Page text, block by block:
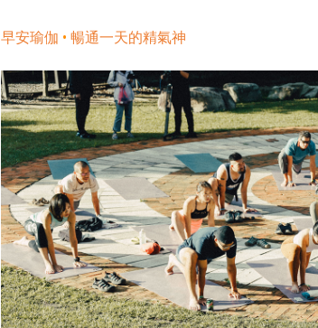
早安瑜伽 • 暢通一天的精氣神